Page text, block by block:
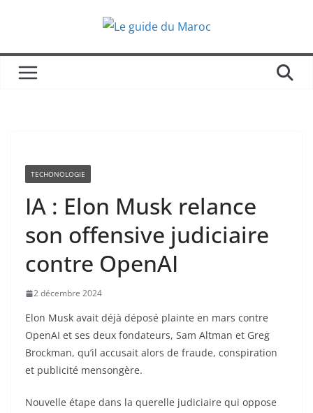
TECHONOLOGIE
IA : Elon Musk relance
son offensive judiciaire
contre OpenAI
2 décembre 2024
Elon Musk avait déjà déposé plainte en mars contre
OpenAI et ses deux fondateurs, Sam Altman et Greg
Brockman, qu’il accusait alors de fraude, conspiration
et publicité mensongère.
Nouvelle étape dans la querelle judiciaire qui oppose